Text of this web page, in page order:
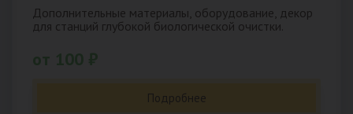
Дополнительные материалы, оборудование, декор
для станций глубокой биологической очистки.
Подробнее